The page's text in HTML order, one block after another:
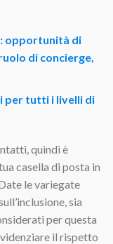
opportunità di
di concierge,
per tutti i livelli di
quindi è
casella di posta in
le variegate
sia
per questa
il rispetto